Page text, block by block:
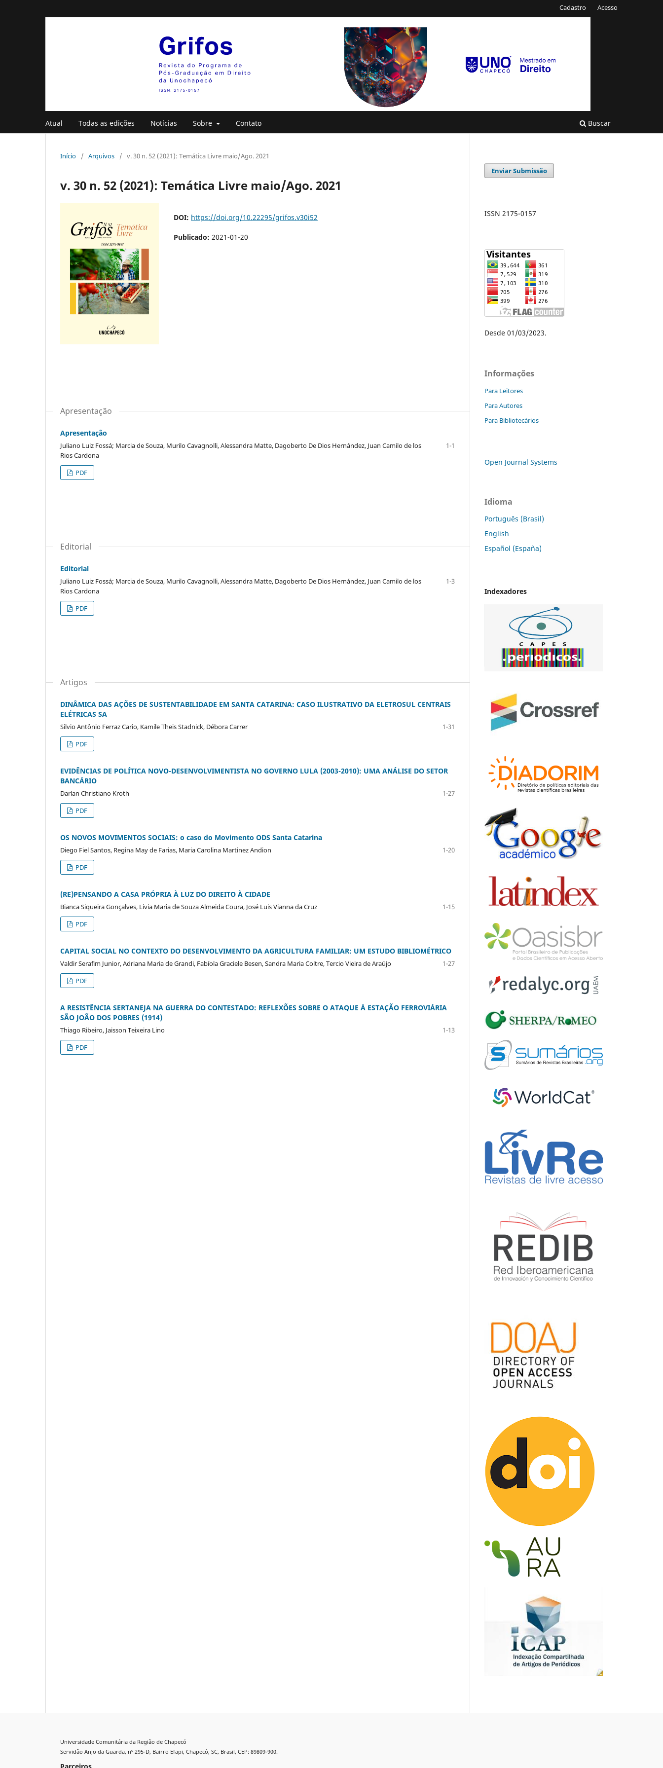
Atual Todas as edições Notícias Sobre Contato Buscar
Cadastro Acesso
Início / Arquivos / v. 30 n. 52 (2021): Temática Livre maio/Ago. 2021
v. 30 n. 52 (2021): Temática Livre maio/Ago. 2021
DOI: https://doi.org/10.22295/grifos.v30i52
Publicado: 2021-01-20
Apresentação
Apresentação
Juliano Luiz Fossá; Marcia de Souza, Murilo Cavagnolli, Alessandra Matte, Dagoberto De Dios Hernández, Juan Camilo de los
Rios Cardona
1-1
PDF
Editorial
Editorial
Juliano Luiz Fossá; Marcia de Souza, Murilo Cavagnolli, Alessandra Matte, Dagoberto De Dios Hernández, Juan Camilo de los
Rios Cardona
1-3
PDF
Artigos
DINÂMICA DAS AÇÕES DE SUSTENTABILIDADE EM SANTA CATARINA: CASO ILUSTRATIVO DA ELETROSUL CENTRAIS
ELÉTRICAS SA
Silvio Antônio Ferraz Cario, Kamile Theis Stadnick, Débora Carrer
1-31
PDF
EVIDÊNCIAS DE POLÍTICA NOVO-DESENVOLVIMENTISTA NO GOVERNO LULA (2003-2010): UMA ANÁLISE DO SETOR
BANCÁRIO
Darlan Christiano Kroth
1-27
PDF
OS NOVOS MOVIMENTOS SOCIAIS: o caso do Movimento ODS Santa Catarina
Diego Fiel Santos, Regina May de Farias, Maria Carolina Martinez Andion
1-20
PDF
(RE)PENSANDO A CASA PRÓPRIA À LUZ DO DIREITO À CIDADE
Bianca Siqueira Gonçalves, Livia Maria de Souza Almeida Coura, José Luis Vianna da Cruz
1-15
PDF
CAPITAL SOCIAL NO CONTEXTO DO DESENVOLVIMENTO DA AGRICULTURA FAMILIAR: UM ESTUDO BIBLIOMÉTRICO
Valdir Serafim Junior, Adriana Maria de Grandi, Fabíola Graciele Besen, Sandra Maria Coltre, Tercio Vieira de Araújo
1-27
PDF
A RESISTÊNCIA SERTANEJA NA GUERRA DO CONTESTADO: REFLEXÕES SOBRE O ATAQUE À ESTAÇÃO FERROVIÁRIA
SÃO JOÃO DOS POBRES (1914)
Thiago Ribeiro, Jaisson Teixeira Lino
1-13
PDF
Enviar Submissão
ISSN 2175-0157
Desde 01/03/2023.
Informações
Para Leitores
Para Autores
Para Bibliotecários
Open Journal Systems
Idioma
Português (Brasil)
English
Español (España)
Indexadores
Universidade Comunitária da Região de Chapecó
Servidão Anjo da Guarda, nº 295-D, Bairro Efapi, Chapecó, SC, Brasil, CEP: 89809-900.